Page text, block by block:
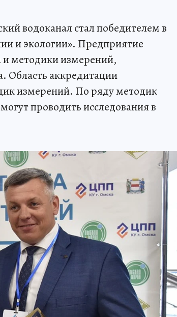
водоканал стал победителем в
и экологии». Предприятие
и методики измерений,
Область аккредитации
измерений. По ряду методик
проводить исследования в